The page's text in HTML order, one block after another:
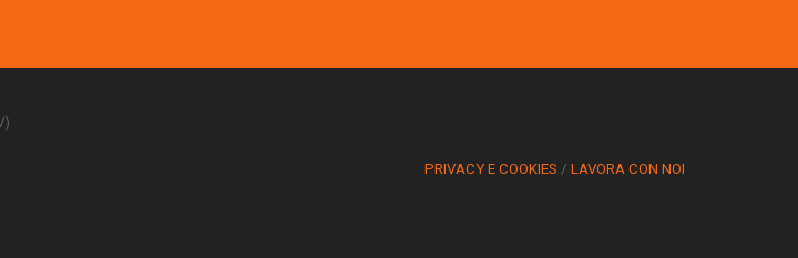
PRIVACY E COOKIES / LAVORA CON NOI